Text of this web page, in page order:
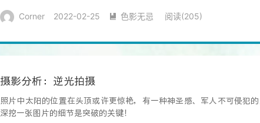
Corner 2022-02-25  色影无忌 阅读(205)
摄影分析：逆光拍摄
照片中太阳的位置在头顶或许更惊艳，有一种神圣感、军人不可侵犯
深挖一张图片的细节是突破的关键！